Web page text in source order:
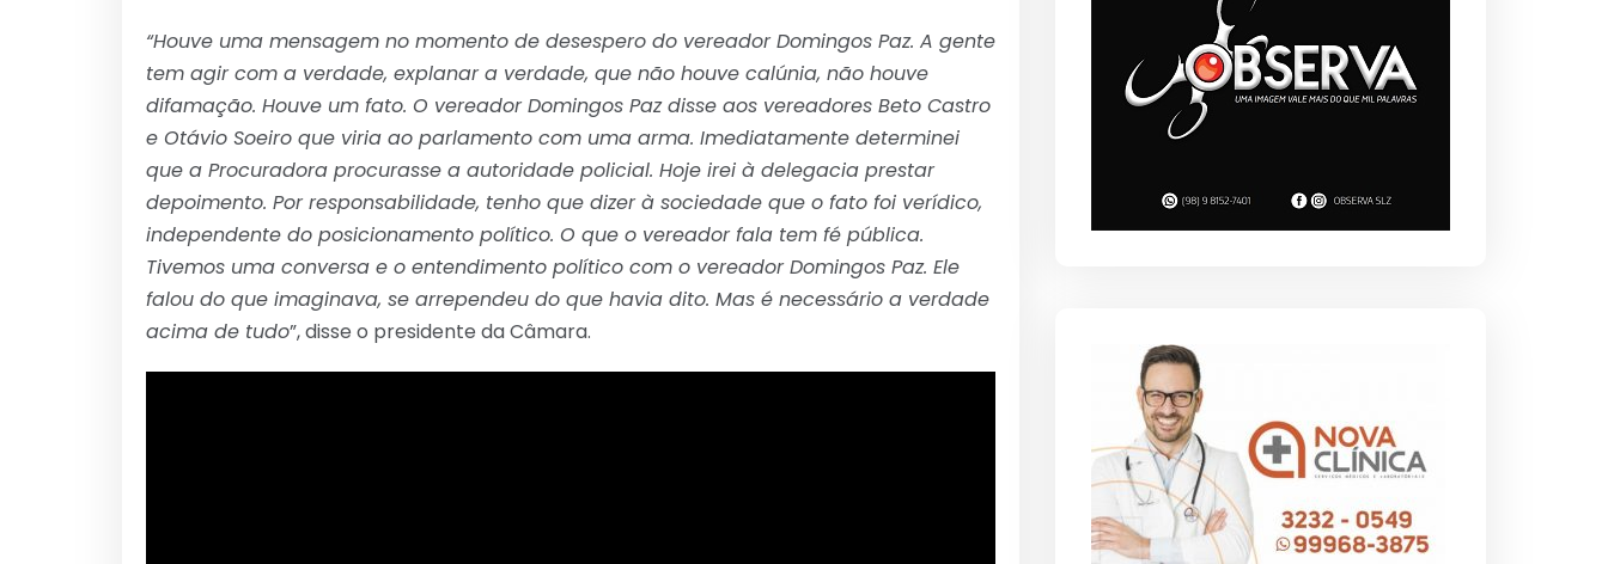
“Houve uma mensagem no momento de desespero do vereador Domingos Paz. A gente
tem agir com a verdade, explanar a verdade, que não houve calúnia, não houve
difamação. Houve um fato. O vereador Domingos Paz disse aos vereadores Beto Castro
e Otávio Soeiro que viria ao parlamento com uma arma. Imediatamente determinei
que a Procuradora procurasse a autoridade policial. Hoje irei à delegacia prestar
depoimento. Por responsabilidade, tenho que dizer à sociedade que o fato foi verídico,
independente do posicionamento político. O que o vereador fala tem fé pública.
Tivemos uma conversa e o entendimento político com o vereador Domingos Paz. Ele
falou do que imaginava, se arrependeu do que havia dito. Mas é necessário a verdade
acima de tudo”, disse o presidente da Câmara.